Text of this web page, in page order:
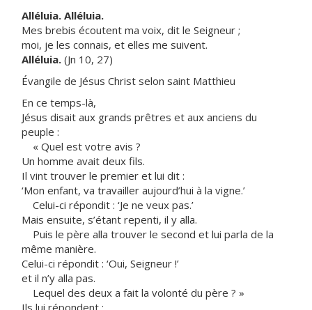
Alléluia. Alléluia.
Mes brebis écoutent ma voix, dit le Seigneur ;
moi, je les connais, et elles me suivent.
Alléluia. (Jn 10, 27)
Évangile de Jésus Christ selon saint Matthieu
En ce temps-là,
Jésus disait aux grands prêtres et aux anciens du
peuple :
« Quel est votre avis ?
Un homme avait deux fils.
Il vint trouver le premier et lui dit :
‘Mon enfant, va travailler aujourd’hui à la vigne.’
Celui-ci répondit : ‘Je ne veux pas.’
Mais ensuite, s’étant repenti, il y alla.
Puis le père alla trouver le second et lui parla de la
même manière.
Celui-ci répondit : ‘Oui, Seigneur !’
et il n’y alla pas.
Lequel des deux a fait la volonté du père ? »
Ils lui répondent :